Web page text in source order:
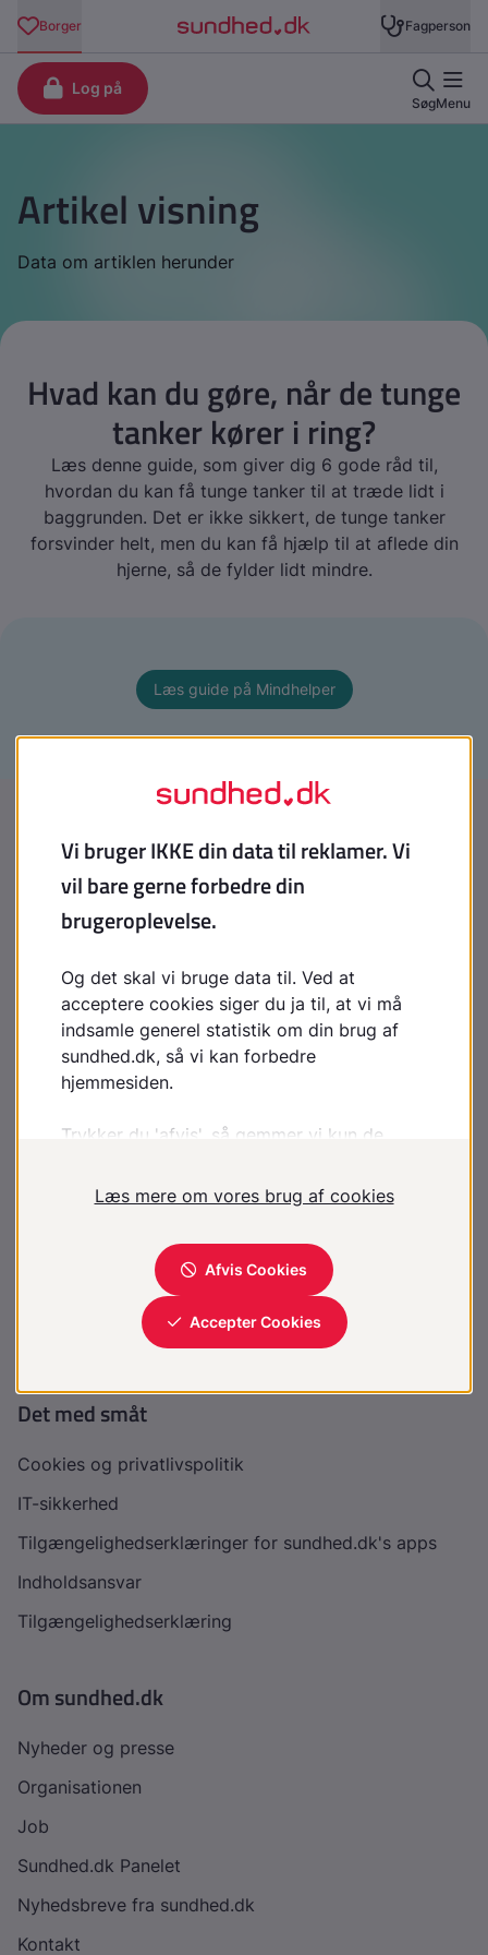
Artikel visning
Data om artiklen herunder
Hvad kan du gøre, når de tunge
tanker kører i ring?
Læs denne guide, som giver dig 6 gode råd til,
hvordan du kan få tunge tanker til at træde lidt i
baggrunden. Det er ikke sikkert, de tunge tanker
forsvinder helt, men du kan få hjælp til at aflede din
hjerne, så de fylder lidt mindre.
Læs guide på Mindhelper